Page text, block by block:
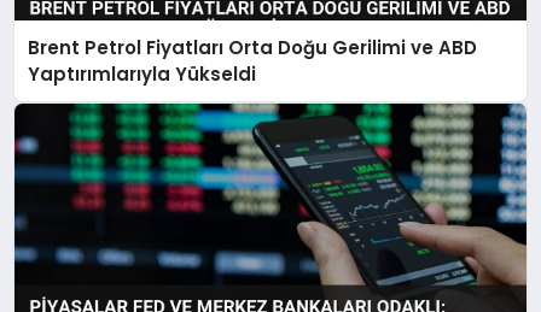
Brent Petrol Fiyatları Orta Doğu Gerilimi ve ABD
Yaptırımlarıyla Yükseldi